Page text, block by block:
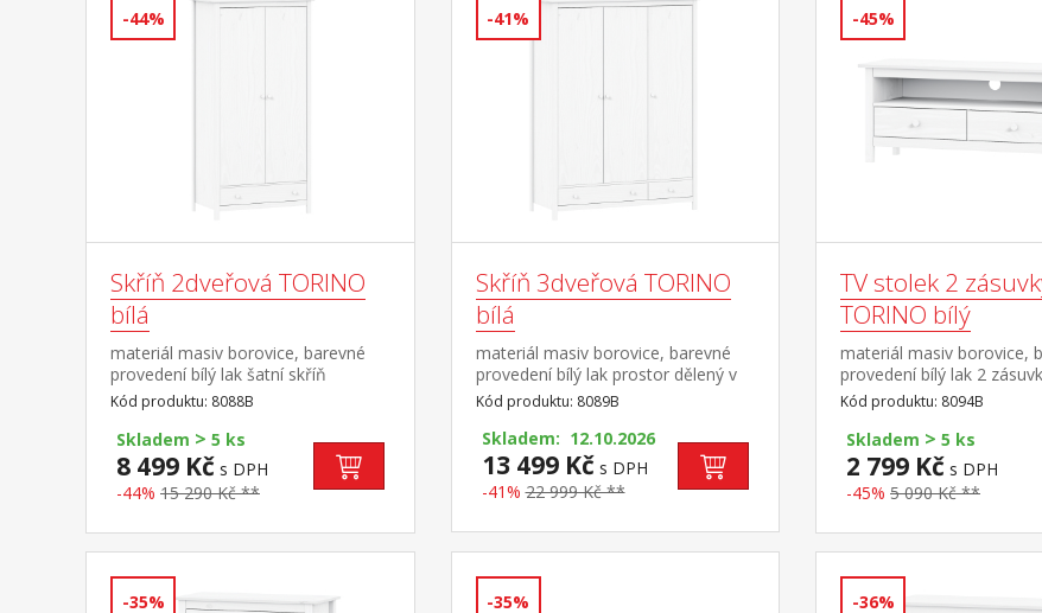
-44%
Skříň 2dveřová TORINO
bílá
materiál masiv borovice, barevné
provedení bílý lak šatní skříň
vybavená šatní tyčí a policí ve
spodní části zásuvka s kovovými
pojezdy vnitřek skříně v provedení
čirý nebo bílý lak doporučený
nástavec 8188B
Kód produktu: 8088B
Skladem > 5 ks
8 499 Kč s DPH
-44% 15 290 Kč **
-41%
Skříň 3dveřová TORINO
bílá
materiál masiv borovice, barevné
provedení bílý lak prostor dělený v
poměru 2:1 širší část šatní tyč a
police, užší část 3 police ve spodní
části 2 zásuvky s kovovými
pojezdy doporučený nástavec
8189B
Kód produktu: 8089B
Skladem: 12.10.2026
13 499 Kč s DPH
-41% 22 999 Kč **
-45%
TV stolek 2
TORINO bílý
materiál masiv borovice,
provedení bílý lak 2
kovovými pojezdy, 1 police
Kód produktu: 8094B
Skladem > 5 ks
2 799 Kč s DPH
-45% 5 090 Kč **
-35% -35% -36%